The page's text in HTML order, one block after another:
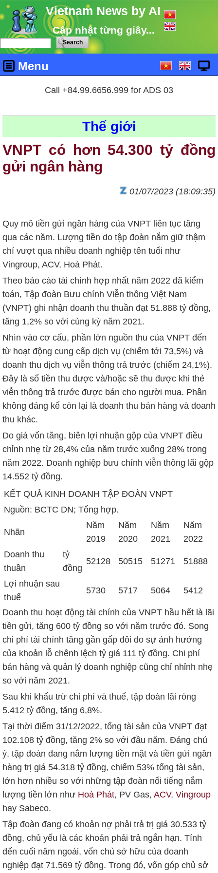
Vietnam News by AI
Cập nhật từng giây...
Menu
Call +84.99.6656.999 for ADS 03
Thế giới
VNPT có hơn 54.300 tỷ đồng
gửi ngân hàng
01/07/2023 (18:09:35)
Quy mô tiền gửi ngân hàng của VNPT liên tục tăng
qua các năm. Lượng tiền do tập đoàn nắm giữ thậm
chí vượt qua nhiều doanh nghiệp tên tuổi như
Vingroup, ACV, Hoà Phát.
Theo báo cáo tài chính hợp nhất năm 2022 đã kiểm
toán, Tập đoàn Bưu chính Viễn thông Việt Nam
(VNPT) ghi nhận doanh thu thuần đạt 51.888 tỷ đồng,
tăng 1,2% so với cùng kỳ năm 2021.
Nhìn vào cơ cấu, phần lớn nguồn thu của VNPT đến
từ hoạt động cung cấp dịch vụ (chiếm tới 73,5%) và
doanh thu dịch vụ viễn thông trả trước (chiếm 24,1%).
Đây là số tiền thu được và/hoặc sẽ thu được khi thẻ
viễn thông trả trước được bán cho người mua. Phần
không đáng kể còn lại là doanh thu bán hàng và doanh
thu khác.
Do giá vốn tăng, biên lợi nhuận gộp của VNPT điều
chỉnh nhẹ từ 28,4% của năm trước xuống 28% trong
năm 2022. Doanh nghiệp bưu chính viễn thông lãi gộp
14.552 tỷ đồng.
KẾT QUẢ KINH DOANH TẬP ĐOÀN VNPT
Nguồn: BCTC DN; Tổng hợp.
Nhãn
Năm
2019
Năm
2020
Năm
2021
Năm
2022
Doanh thu
thuần
tỷ
đồng
52128 50515 51271 51888
Lợi nhuận sau
thuế
5730 5717 5064 5412
Doanh thu hoạt động tài chính của VNPT hầu hết là lãi
tiền gửi, tăng 600 tỷ đồng so với năm trước đó. Song
chi phí tài chính tăng gần gấp đôi do sự ảnh hưởng
của khoản lỗ chênh lệch tỷ giá 111 tỷ đồng. Chi phí
bán hàng và quản lý doanh nghiệp cũng chỉ nhỉnh nhẹ
so với năm 2021.
Sau khi khấu trừ chi phí và thuế, tập đoàn lãi ròng
5.412 tỷ đồng, tăng 6,8%.
Tại thời điểm 31/12/2022, tổng tài sản của VNPT đạt
102.108 tỷ đồng, tăng 2% so với đầu năm. Đáng chú
ý, tập đoàn đang nắm lượng tiền mặt và tiền gửi ngân
hàng trị giá 54.318 tỷ đồng, chiếm 53% tổng tài sản,
lớn hơn nhiều so với những tập đoàn nổi tiếng nắm
lượng tiền lớn như Hoà Phát, PV Gas, ACV, Vingroup
hay Sabeco.
Tập đoàn đang có khoản nợ phải trả trị giá 30.533 tỷ
đồng, chủ yếu là các khoản phải trả ngắn hạn. Tính
đến cuối năm ngoái, vốn chủ sở hữu của doanh
nghiệp đạt 71.569 tỷ đồng. Trong đó, vốn góp chủ sở